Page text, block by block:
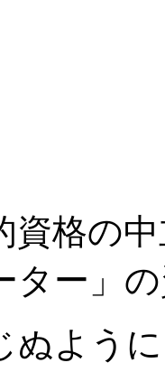
資格の
ター」
ぬよう